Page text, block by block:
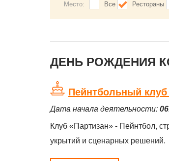
Место:
Все Рестораны
ДЕНЬ РОЖДЕНИЯ
Пейнтбольный клуб
Дата начала деятельности:
Клуб «Партизан» - Пейнтбол,
укрытий и сценарных решений.